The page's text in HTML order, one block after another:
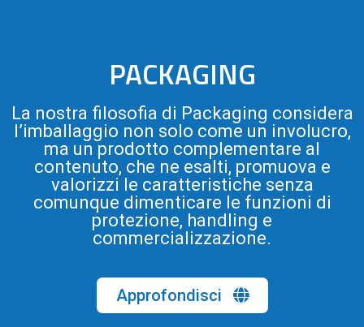
PACKAGING
La nostra filosofia di Packaging considera
l’imballaggio non solo come un involucro,
ma un prodotto complementare al
contenuto, che ne esalti, promuova e
valorizzi le caratteristiche senza
comunque dimenticare le funzioni di
protezione, handling e
commercializzazione.
Approfondisci